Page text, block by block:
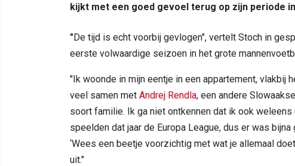
kijkt met een goed gevoel terug op zijn periode
"De tijd is echt voorbij gevlogen", vertelt Stoch in
eerste volwaardige seizoen in het grote
"Ik woonde in mijn eentje in een appartement, vlakbij
veel samen met Andrej Rendla, een andere
soort familie. Ik ga niet ontkennen dat ik ook
speelden dat jaar de Europa League, dus er was bijna
‘Wees een beetje voorzichtig met wat je allemaal
uit."